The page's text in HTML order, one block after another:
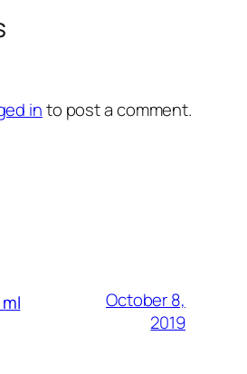
into post a comment.
October 8,
2019